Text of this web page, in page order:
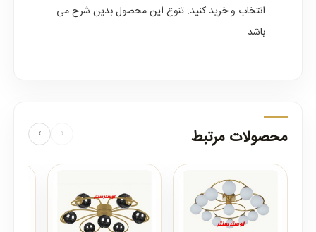
انتخاب و خرید کنید. تنوع این محصول بدین شرح می
باشد
محصولات مرتبط ‹
›